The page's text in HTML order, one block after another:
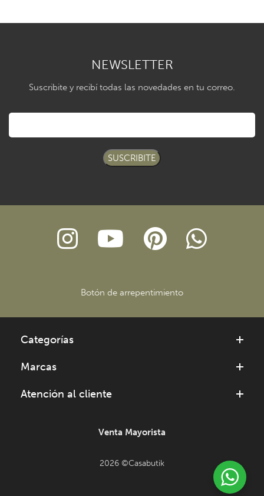
NEWSLETTER
Suscribite y recibí todas las novedades en tu correo.
SUSCRIBITE
Botón de arrepentimiento
Categorías
Marcas
Atención al cliente
Venta Mayorista
2026 ©Casabutik